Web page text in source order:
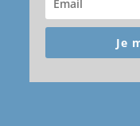
Je